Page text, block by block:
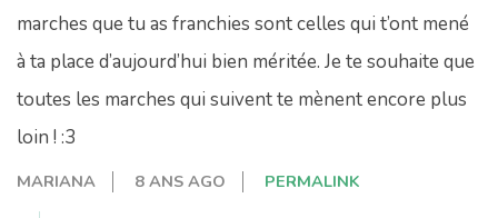
marches que tu as franchies sont celles qui t’ont mené
à ta place d’aujourd’hui bien méritée. Je te souhaite que
toutes les marches qui suivent te mènent encore plus
loin ! :3
MARIANA 8 ANS AGO PERMALINK